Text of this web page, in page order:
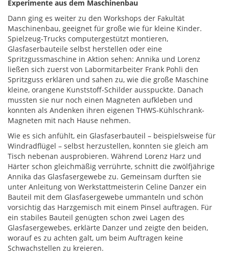
Experimente aus dem Maschinenbau
Dann ging es weiter zu den Workshops der Fakultät
Maschinenbau, geeignet für große wie für kleine Kinder.
Spielzeug-Trucks computergestützt montieren,
Glasfaserbauteile selbst herstellen oder eine
Spritzgussmaschine in Aktion sehen: Annika und Lorenz
ließen sich zuerst von Labormitarbeiter Frank Pohli den
Spritzguss erklären und sahen zu, wie die große Maschine
kleine, orangene Kunststoff-Schilder ausspuckte. Danach
mussten sie nur noch einen Magneten aufkleben und
konnten als Andenken ihren eigenen THWS-Kühlschrank-
Magneten mit nach Hause nehmen.
Wie es sich anfühlt, ein Glasfaserbauteil – beispielsweise für
Windradflügel – selbst herzustellen, konnten sie gleich am
Tisch nebenan ausprobieren. Während Lorenz Harz und
Härter schon gleichmäßig verrührte, schnitt die zwölfjährige
Annika das Glasfasergewebe zu. Gemeinsam durften sie
unter Anleitung von Werkstattmeisterin Celine Danzer ein
Bauteil mit dem Glasfasergewebe ummanteln und schön
vorsichtig das Harzgemisch mit einem Pinsel auftragen. Für
ein stabiles Bauteil genügten schon zwei Lagen des
Glasfasergewebes, erklärte Danzer und zeigte den beiden,
worauf es zu achten galt, um beim Auftragen keine
Schwachstellen zu kreieren.